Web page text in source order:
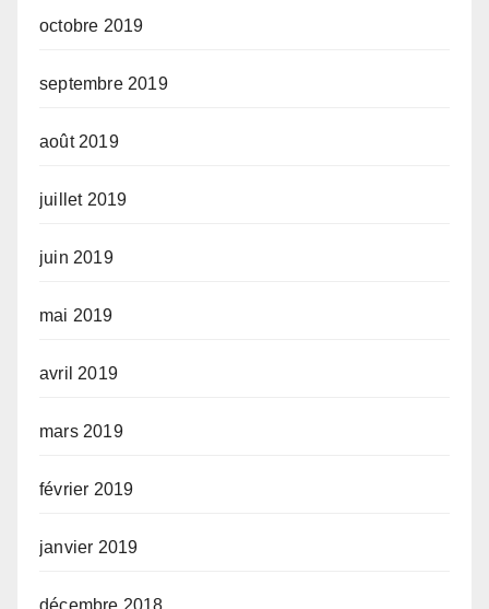
octobre 2019
septembre 2019
août 2019
juillet 2019
juin 2019
mai 2019
avril 2019
mars 2019
février 2019
janvier 2019
décembre 2018